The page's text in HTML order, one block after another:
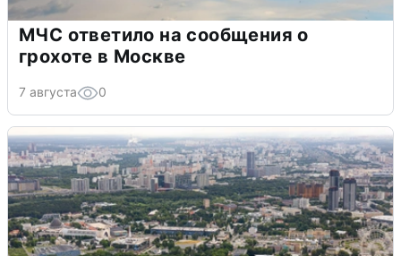
МЧС ответило на сообщения о
грохоте в Москве
7 августа 0